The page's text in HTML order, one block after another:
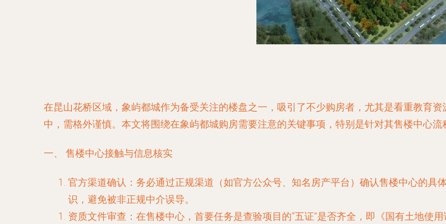
在昆山花桥区域，象屿都城作为备受关注的楼盘之一，吸引了不少购房者，尤其是看重教育
中，需格外谨慎。本文将围绕在象屿都城购房需要注意的关键事项，特别是针对其售楼中心
一、 售楼中心接触与信息核实
官方渠道确认 ：务必通过正规渠道（如官方公众号、知名房产平台）确认售楼中心的
识，避免被非正规中介误导。
资质文件审查 ：在售楼中心，首要任务是查验项目的“五证”是否齐全，即《国有土地